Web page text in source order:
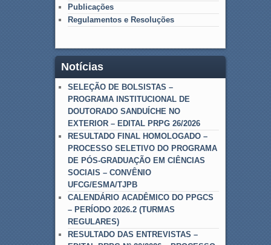
Publicações
Regulamentos e Resoluções
Notícias
SELEÇÃO DE BOLSISTAS –
PROGRAMA INSTITUCIONAL DE
DOUTORADO SANDUÍCHE NO
EXTERIOR – EDITAL PRPG 26/2026
RESULTADO FINAL HOMOLOGADO –
PROCESSO SELETIVO DO PROGRAMA
DE PÓS-GRADUAÇÃO EM CIÊNCIAS
SOCIAIS – CONVÊNIO
UFCG/ESMA/TJPB
CALENDÁRIO ACADÊMICO DO PPGCS
– PERÍODO 2026.2 (TURMAS
REGULARES)
RESULTADO DAS ENTREVISTAS –